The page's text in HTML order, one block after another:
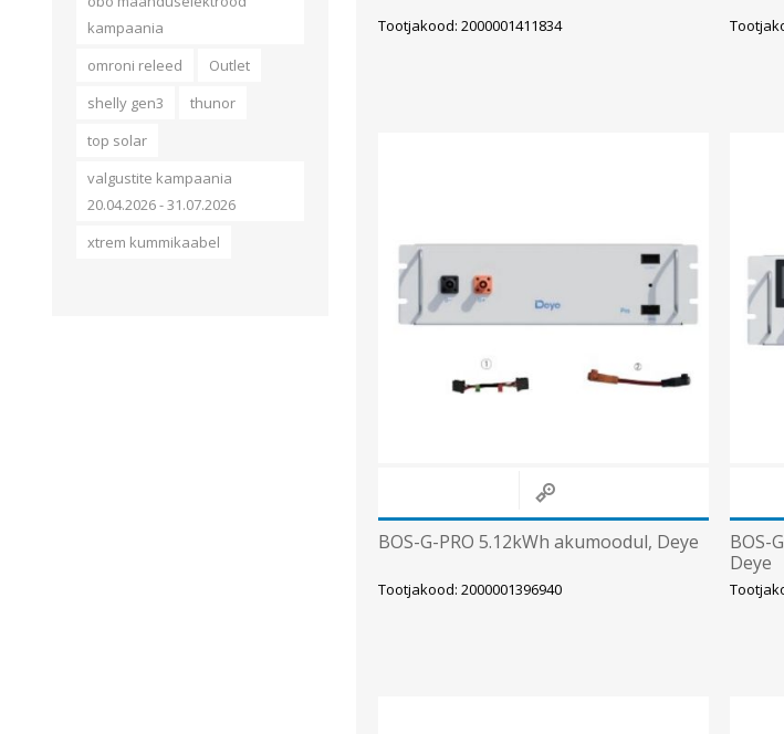
Alumiiniumkaablid ja -juhtmed
Vaskkaablid ja -juhtmed
Pinnapealsed lülitid ja
Pinnapealsed lülitid ja pistikupesad
Tootjakood: 2000001411834
BOS-G-PRO 5.12kWh akumoodul, Deye
Tootjakood: 2000001396940
BOS-
Deye
kampaania
omroni releed
Outlet
shelly gen3
thunor
top solar
valgustite kampaania
20.04.2026 - 31.07.2026
xtrem kummikaabel